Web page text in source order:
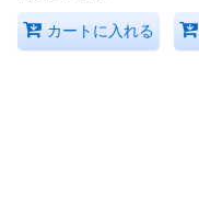
カートに入れる